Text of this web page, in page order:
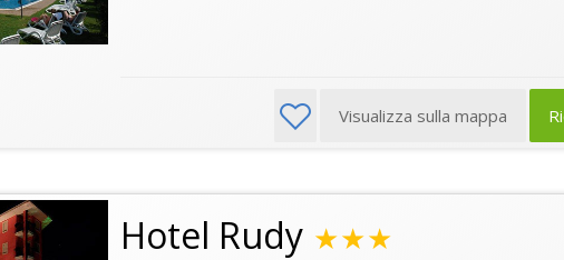
Visualizza sulla mappa
Hotel Rudy ★★★